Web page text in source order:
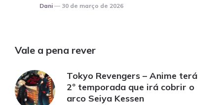
Posted
Dani 30 de março de 2026
Vale a pena rever
Tokyo Revengers – Anime terá
2º temporada que irá cobrir o
arco Seiya Kessen